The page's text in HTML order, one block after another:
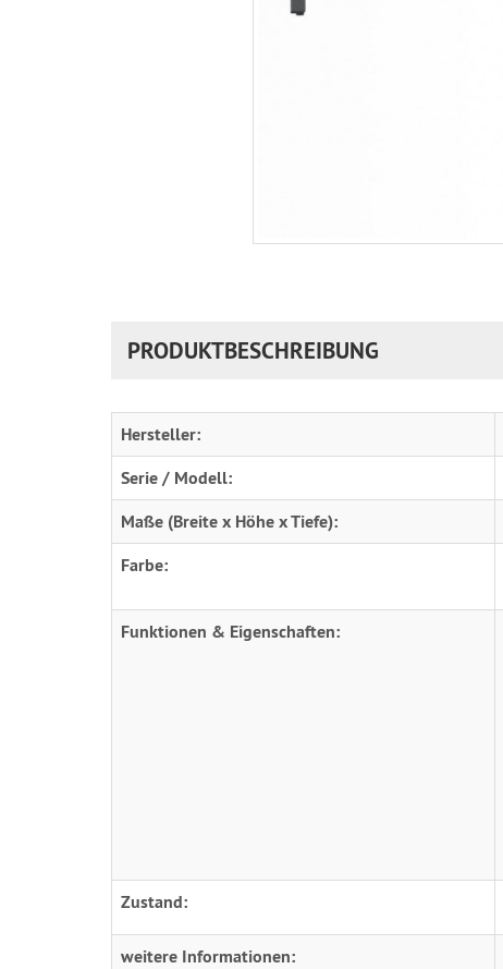
PRODUKTBESCHREIBUNG
Hersteller:
Serie / Modell:
Maße (Breite x Höhe x Tiefe):
Farbe:
Funktionen & Eigenschaften:
Zustand:
weitere Informationen: